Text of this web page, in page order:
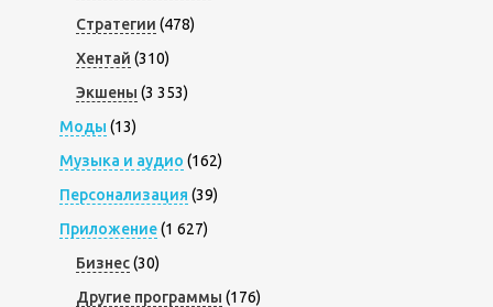
Стратегии (478)
Хентай (310)
Экшены (3 353)
Моды (13)
Музыка и аудио (162)
Персонализация (39)
Приложение(1 627)
Бизнес(30)
Другие программы (176)